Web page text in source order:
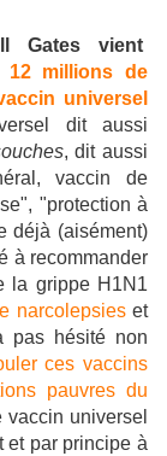
Gates vient
millions de
universel
dit aussi
, dit aussi
vaccin de
"protection à
déjà (aisément)
à recommander
la grippe H1N1
narcolepsieset
pas hésité non
ces vaccins
pauvres du
universel
et par principe à